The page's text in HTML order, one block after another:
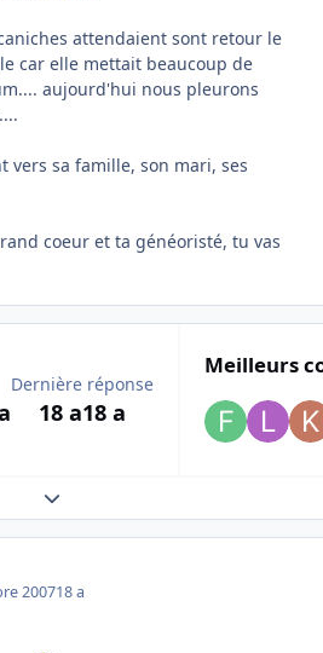
attendaient sont retour le
car elle mettait beaucoup de
aujourd'hui nous pleurons
vers sa famille, son mari, ses
coeur et ta généoristé, tu vas
Dernière réponse
18 a18 a
Meilleurs
Expand topic overview
200718 a